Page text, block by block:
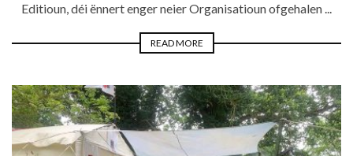
Editioun, déi ënnert enger neier Organisatioun ofgehalen ...
READ MORE